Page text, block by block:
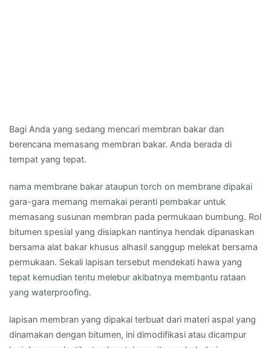
Bagi Anda yang sedang mencari membran bakar dan
berencana memasang membran bakar. Anda berada di
tempat yang tepat.
nama membrane bakar ataupun torch on membrane dipakai
gara-gara memang memakai peranti pembakar untuk
memasang susunan membran pada permukaan bumbung. Rol
bitumen spesial yang disiapkan nantinya hendak dipanaskan
bersama alat bakar khusus alhasil sanggup melekat bersama
permukaan. Sekali lapisan tersebut mendekati hawa yang
tepat kemudian tentu melebur akibatnya membantu rataan
yang waterproofing.
lapisan membran yang dipakai terbuat dari materi aspal yang
dinamakan dengan bitumen, ini dimodifikasi atau dicampur